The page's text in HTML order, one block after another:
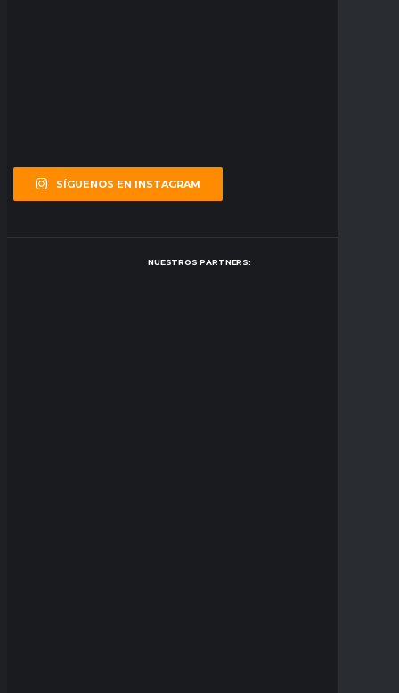
SÍGUENOS EN INSTAGRAM
NUESTROS PARTNERS: